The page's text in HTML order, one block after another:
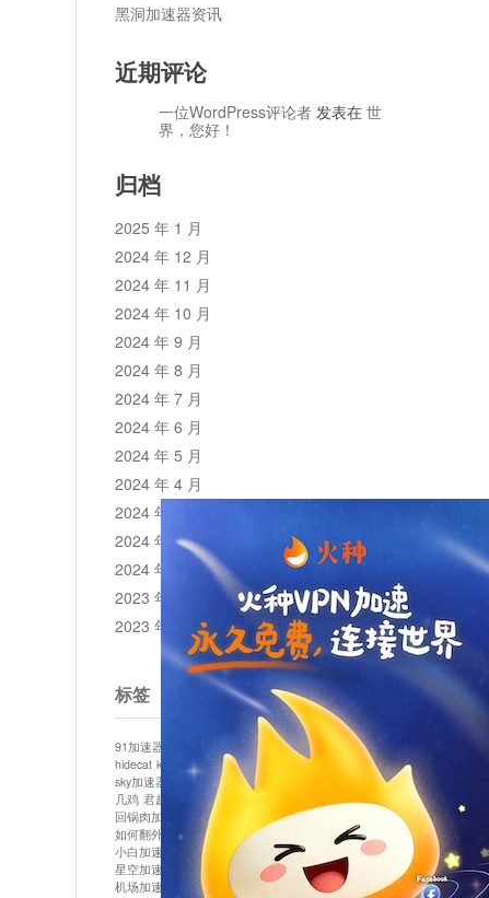
黑洞加速器资讯
近期评论
一位WordPress评论者 发表在 世
界，您好！
归档
2025 年 1 月
2024 年 12 月
2024 年 11 月
2024 年 10 月
2024 年 9 月
2024 年 8 月
2024 年 7 月
2024 年 6 月
2024 年 5 月
2024 年 4 月
2024 年 3 月
2024 年 2 月
2024 年 1 月
2023 年 12 月
2023 年 11 月
标签
91加速器 bluelayer加速器
clash节点
hidecat kuai500 panda加速器
plex加速器
sky加速器
telegram加速器 中信加速器
云梯加速器
几鸡 君越加速器 哔咔漫画加速器
唐师傅加速器
回锅肉加速器
坚果加速器 壹点加速器
如何翻外墙网站 小哈vp加速器
小火箭加速器
小白加速器
布谷vp加速器 心阶云 快连
星空加速器
最新版clash安卓下载
月光加速器
机场加速器
松果云 极快加速器
梯子加速器